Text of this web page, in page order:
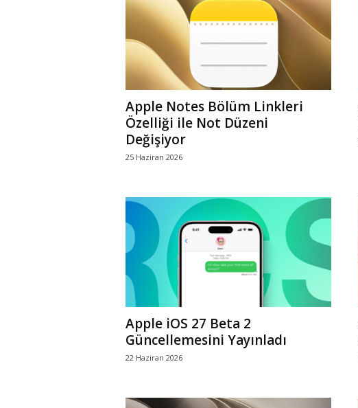
Apple Notes Bölüm Linkleri
Özelliği ile Not Düzeni
Değişiyor
25 Haziran 2026
Apple iOS 27 Beta 2
Güncellemesini Yayınladı
22 Haziran 2026